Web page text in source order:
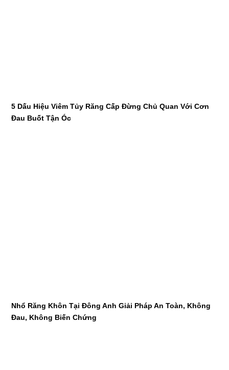
5 Dấu Hiệu Viêm Tủy Răng Cấp Đừng Chủ Quan Với Cơn
Đau Buốt Tận Óc
Nhổ Răng Khôn Tại Đông Anh Giải Pháp An Toàn, Không
Đau, Không Biến Chứng